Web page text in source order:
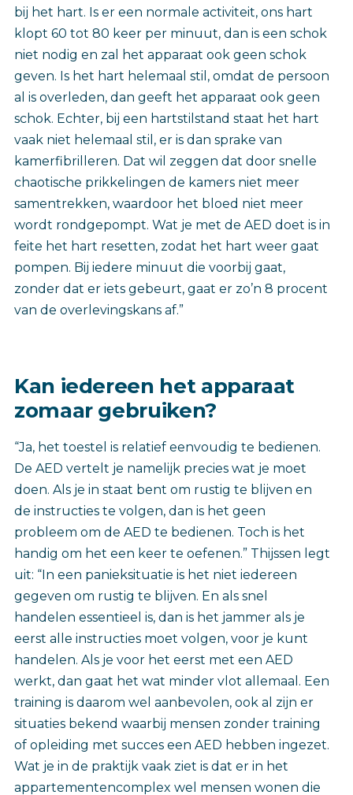
bij het hart. Is er een normale activiteit, ons hart
klopt 60 tot 80 keer per minuut, dan is een schok
niet nodig en zal het apparaat ook geen schok
geven. Is het hart helemaal stil, omdat de persoon
al is overleden, dan geeft het apparaat ook geen
schok. Echter, bij een hartstilstand staat het hart
vaak niet helemaal stil, er is dan sprake van
kamerfibrilleren. Dat wil zeggen dat door snelle
chaotische prikkelingen de kamers niet meer
samentrekken, waardoor het bloed niet meer
wordt rondgepompt. Wat je met de AED doet is in
feite het hart resetten, zodat het hart weer gaat
pompen. Bij iedere minuut die voorbij gaat,
zonder dat er iets gebeurt, gaat er zo’n 8 procent
van de overlevingskans af.”
Kan iedereen het apparaat
zomaar gebruiken?
“Ja, het toestel is relatief eenvoudig te bedienen.
De AED vertelt je namelijk precies wat je moet
doen. Als je in staat bent om rustig te blijven en
de instructies te volgen, dan is het geen
probleem om de AED te bedienen. Toch is het
handig om het een keer te oefenen.” Thijssen legt
uit: “In een panieksituatie is het niet iedereen
gegeven om rustig te blijven. En als snel
handelen essentieel is, dan is het jammer als je
eerst alle instructies moet volgen, voor je kunt
handelen. Als je voor het eerst met een AED
werkt, dan gaat het wat minder vlot allemaal. Een
training is daarom wel aanbevolen, ook al zijn er
situaties bekend waarbij mensen zonder training
of opleiding met succes een AED hebben ingezet.
Wat je in de praktijk vaak ziet is dat er in het
appartementencomplex wel mensen wonen die